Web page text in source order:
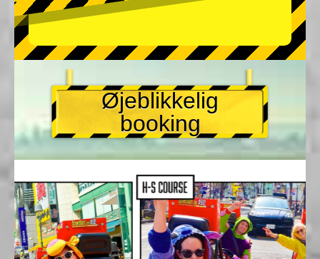
Øjeblikkelig
booking